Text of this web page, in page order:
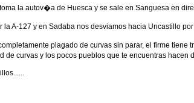
la autov�a de Huesca y se sale en Sanguesa en
la A-127 y en Sadaba nos desviamos hacia Uncastillo
plagado de curvas sin parar, el firme
de curvas y los pocos pueblos que te encuentras hacen